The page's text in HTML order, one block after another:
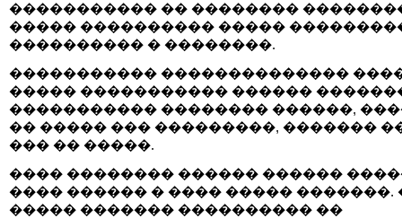
����������� �� ��������
����� ���������� �����
���������� � ��������.
����������� ��������������
����� ����������� ������
����������� �������� ������,
�� ����� ��� ���������, �������
��� �� �����.
���� �������� ������ ������
���� ������ � ���� ����� �������.
����� ������� ���������� ��